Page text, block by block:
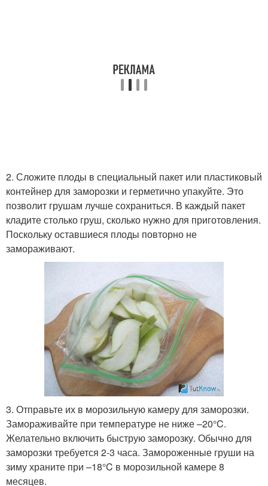
2. Сложите плоды в специальный пакет или пластиковый
контейнер для заморозки и герметично упакуйте. Это
позволит грушам лучше сохраниться. В каждый пакет
кладите столько груш, сколько нужно для приготовления.
Поскольку оставшиеся плоды повторно не
замораживают.
3. Отправьте их в морозильную камеру для заморозки.
Замораживайте при температуре не ниже –20°C.
Желательно включить быструю заморозку. Обычно для
заморозки требуется 2-3 часа. Замороженные груши на
зиму храните при –18°C в морозильной камере 8
месяцев.